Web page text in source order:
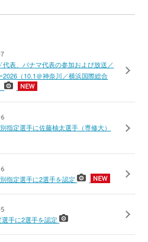
表、パナマ代表の参加および放送／
（10.1＠神奈川／横浜国際総合
指定選手に佐藤柚太選手（専修大）
指定選手に2選手を認定
選手に2選手を認定